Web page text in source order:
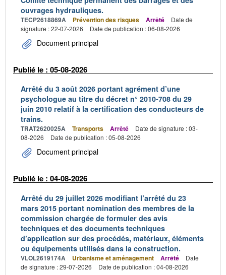
ouvrages hydrauliques.
TECP2618869A Prévention des risques Arrêté
Date de
signature : 22-07-2026
Date de publication : 06-08-2026
Document principal
Publié le : 05-08-2026
Arrêté du 3 août 2026 portant agrément d’une
psychologue au titre du décret n° 2010-708 du 29
juin 2010 relatif à la certification des conducteurs de
trains.
TRAT2620025A Transports Arrêté
Date de signature : 03-
08-2026
Date de publication : 05-08-2026
Document principal
Publié le : 04-08-2026
Arrêté du 29 juillet 2026 modifiant l’arrêté du 23
mars 2015 portant nomination des membres de la
commission chargée de formuler des avis
techniques et des documents techniques
d’application sur des procédés, matériaux, éléments
ou équipements utilisés dans la construction.
VLOL2619174A Urbanisme et aménagement Arrêté
Date
de signature : 29-07-2026
Date de publication : 04-08-2026